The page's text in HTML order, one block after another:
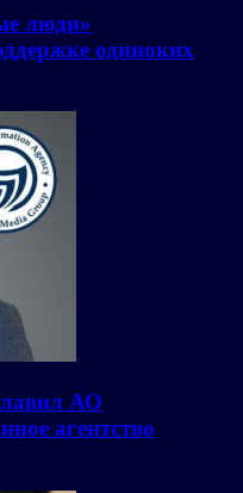
люди»
одиноких
АО
агентство